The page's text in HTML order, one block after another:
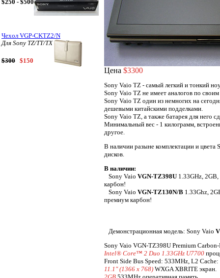
$250 - $500
Чехол VGP-CKTZ2/N
Для Sony TZ/TT/TX
$300 $150
Цена $3300
Sony Vaio TZ - самый легкий и тонкий
Sony Vaio TZ не имеет аналогов по
Sony Vaio TZ один из немногих на
дешевыми китайскими подделками.
Sony Vaio TZ, а также батарея для него
Минимальный вес - 1 килограмм,
другое.
В наличии разыне комплектации и цвета
дисков.
В наличии:
Sony Vaio VGN-TZ398U 1.33GHz,
карбон!
Sony Vaio VGN-TZ130N/B 1.33Ghz,
премиум карбон!
Демонстрационная модель: Sony Vaio
Sony Vaio VGN-TZ398U Premium
Intel® Core™ 2 Duo 1.33GHz U7700
Front Side Bus Speed: 533MHz, L2
11.1" (1366 x 768) WXGA XBRITE экран.